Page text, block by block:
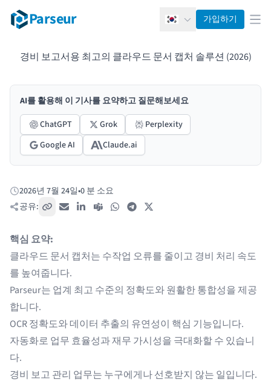
Parseur 한국어가입하기 메
경비 보고서용 최고의 클라우드 문서 캡처 솔루션 (2026)
AI를 활용해 이 기사를 요약하고 질문해보세요
ChatGPT
Grok
Perplexity
Google AI
Claude.ai
게시됨:
2026년 7월 24일•0 분 소요
공유:
링크 복사이메일LinkedIn
Teams WhatsAppTelegram
핵심 요약:
클라우드 문서 캡처는 수작업 오류를 줄이고 경비 처리 속도
를 높여줍니다.
Parseur는 업계 최고 수준의 정확도와 원활한 통합성을 제공
합니다.
OCR 정확도와 데이터 추출의 유연성이 핵심 기능입니다.
자동화로 업무 효율성과 재무 가시성을 극대화할 수 있습니
다.
경비 보고 관리 업무는 누구에게나 선호받지 않는 일입니다.